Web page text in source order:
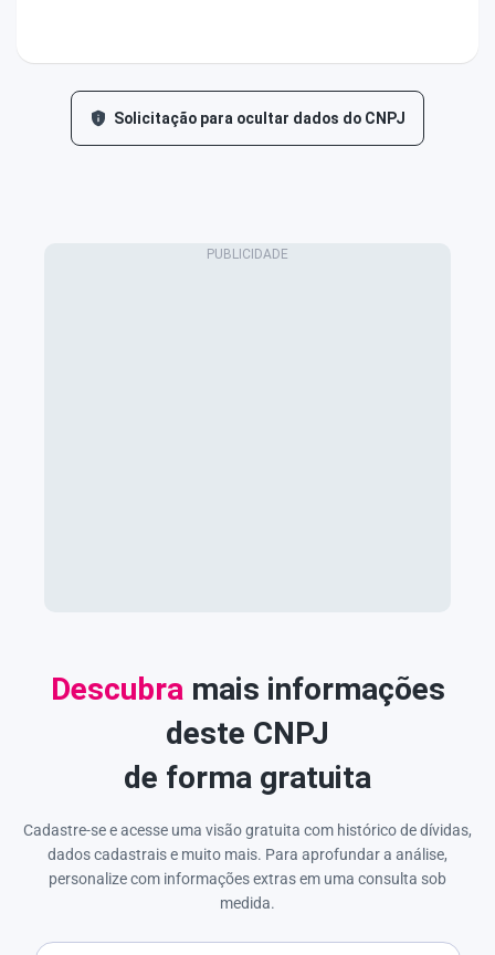
Solicitação para ocultar dados do CNPJ
Descubra mais informações
deste CNPJ
de forma gratuita
Cadastre-se e acesse uma visão gratuita com histórico de dívidas,
dados cadastrais e muito mais. Para aprofundar a análise,
personalize com informações extras em uma consulta sob
medida.